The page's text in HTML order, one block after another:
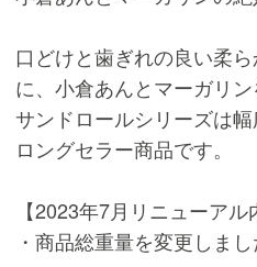
口どけと歯ぎれの良い柔
に、小倉あんとマーガリン
サンドロールシリーズは
ロングセラー商品です。
【2023年7月リニューアル
・商品総重量を変更しまし